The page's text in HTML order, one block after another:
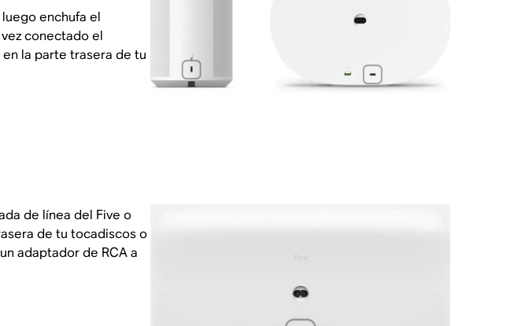
enchufa el
conectado el
la parte trasera de tu
de línea del Five o
de tu tocadiscos o
adaptador de RCA a